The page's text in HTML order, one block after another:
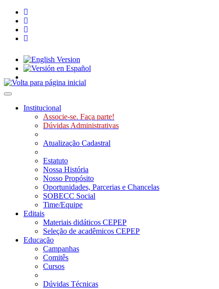
Toggle navigation
Institucional
Associe-se. Faça parte!
Dúvidas Administrativas
Atualização Cadastral
Estatuto
Nossa História
Nosso Propósito
Oportunidades, Parcerias e Chancelas
SOBECC Social
Time/Equipe
Editais
Materiais didáticos CEPEP
Seleção de acadêmicos CEPEP
Educação
Campanhas
Comitês
Cursos
Dúvidas Técnicas